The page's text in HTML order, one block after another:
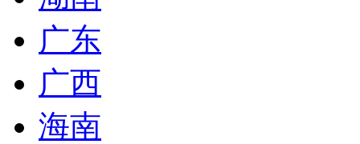
广东
广西
海南